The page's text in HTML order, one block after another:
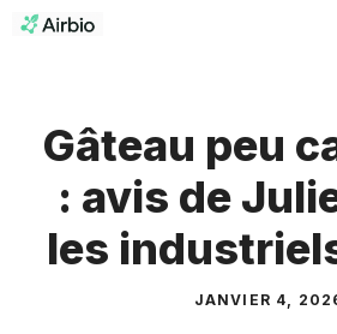
Aller
Gâteau peu
: avis de
les
JANVIER 4,